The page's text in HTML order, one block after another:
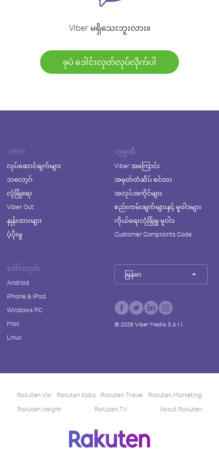
Viber မရှိသေးဘူးလား။
ခုပဲ ဒေါင်းလုတ်လုပ်လိုက်ပါ
VIBER
လုပ်ဆောင်ချက်များ
ဘလော့ဂ်
လုံခြုံရေး
Viber Out
နှုန်းထားများ
ပံ့ပိုးမှု
ကုမ္ပဏီ
Viber အကြောင်း
အမှတ်တံဆိပ် စင်တာ
အလုပ်အကိုင်များ
စည်းကမ်းချက်များနှင့် မူဝါဒများ
ကိုယ်ရေးလုံခြုံမှု မူဝါဒ
Customer Complaints Code
ဒေါင်းလုတ်
Android
iPhone & iPad
Windows PC
Mac
Linux
မြန်မာ
© 2026Viber Media S.à r.l.
Rakuten Viki Rakuten Kobo Rakuten Travel
Rakuten Marketing
Rakuten Insight
Rakuten TV About Rakuten